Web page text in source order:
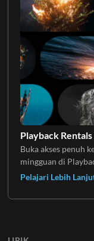
Playback Rentals
Buka akses penuh
mingguan di
Pelajari Lebih